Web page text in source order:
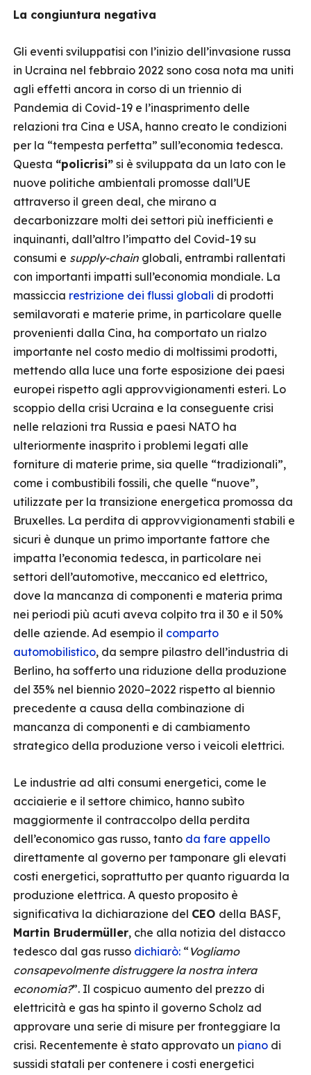
La congiuntura negativa
Gli eventi sviluppatisi con l’inizio dell’invasione russa
in Ucraina nel febbraio 2022 sono cosa nota ma uniti
agli effetti ancora in corso di un triennio di
Pandemia di Covid-19 e l’inasprimento delle
relazioni tra Cina e USA, hanno creato le condizioni
per la “tempesta perfetta” sull’economia tedesca.
Questa “policrisi” si è sviluppata da un lato con le
nuove politiche ambientali promosse dall’UE
attraverso il green deal, che mirano a
decarbonizzare molti dei settori più inefficienti e
inquinanti, dall’altro l’impatto del Covid-19 su
consumi e supply-chain globali, entrambi rallentati
con importanti impatti sull’economia mondiale. La
massiccia restrizione dei flussi globali di prodotti
semilavorati e materie prime, in particolare quelle
provenienti dalla Cina, ha comportato un rialzo
importante nel costo medio di moltissimi prodotti,
mettendo alla luce una forte esposizione dei paesi
europei rispetto agli approvvigionamenti esteri. Lo
scoppio della crisi Ucraina e la conseguente crisi
nelle relazioni tra Russia e paesi NATO ha
ulteriormente inasprito i problemi legati alle
forniture di materie prime, sia quelle “tradizionali”,
come i combustibili fossili, che quelle “nuove”,
utilizzate per la transizione energetica promossa da
Bruxelles. La perdita di approvvigionamenti stabili e
sicuri è dunque un primo importante fattore che
impatta l’economia tedesca, in particolare nei
settori dell’automotive, meccanico ed elettrico,
dove la mancanza di componenti e materia prima
nei periodi più acuti aveva colpito tra il 30 e il 50%
delle aziende. Ad esempio il comparto
automobilistico, da sempre pilastro dell’industria di
Berlino, ha sofferto una riduzione della produzione
del 35% nel biennio 2020–2022 rispetto al biennio
precedente a causa della combinazione di
mancanza di componenti e di cambiamento
strategico della produzione verso i veicoli elettrici.
Le industrie ad alti consumi energetici, come le
acciaierie e il settore chimico, hanno subìto
maggiormente il contraccolpo della perdita
dell’economico gas russo, tanto da fare appello
direttamente al governo per tamponare gli elevati
costi energetici, soprattutto per quanto riguarda la
produzione elettrica. A questo proposito è
significativa la dichiarazione del CEO della BASF,
Martin Brudermüller, che alla notizia del distacco
tedesco dal gas russo dichiarò: “ Vogliamo
consapevolmente distruggere la nostra intera
economia?”. Il cospicuo aumento del prezzo di
elettricità e gas ha spinto il governo Scholz ad
approvare una serie di misure per fronteggiare la
crisi. Recentemente è stato approvato un piano di
sussidi statali per contenere i costi energetici